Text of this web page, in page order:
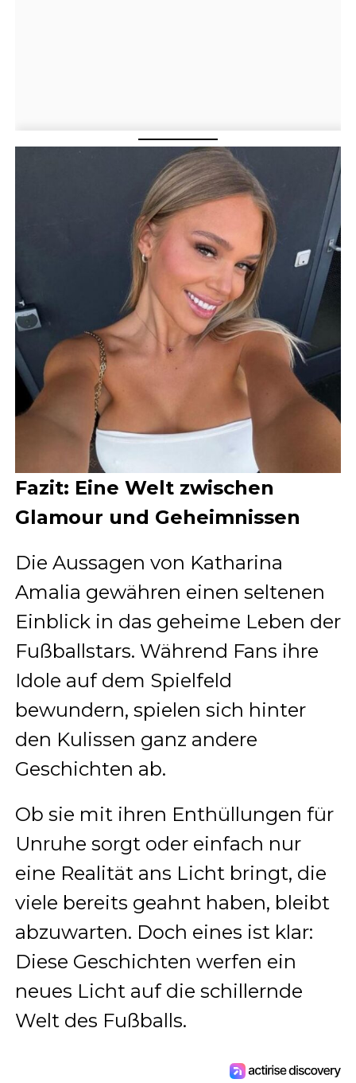
Fazit: Eine Welt zwischen
Glamour und Geheimnissen
Die Aussagen von Katharina
Amalia gewähren einen seltenen
Einblick in das geheime Leben der
Fußballstars. Während Fans ihre
Idole auf dem Spielfeld
bewundern, spielen sich hinter
den Kulissen ganz andere
Geschichten ab.
Ob sie mit ihren Enthüllungen für
Unruhe sorgt oder einfach nur
eine Realität ans Licht bringt, die
viele bereits geahnt haben, bleibt
abzuwarten. Doch eines ist klar:
Diese Geschichten werfen ein
neues Licht auf die schillernde
Welt des Fußballs.